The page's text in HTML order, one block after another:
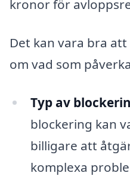
kronor för
Det kan vara bra
om vad som
Typ av
blockering kan
billigare att
komplexa